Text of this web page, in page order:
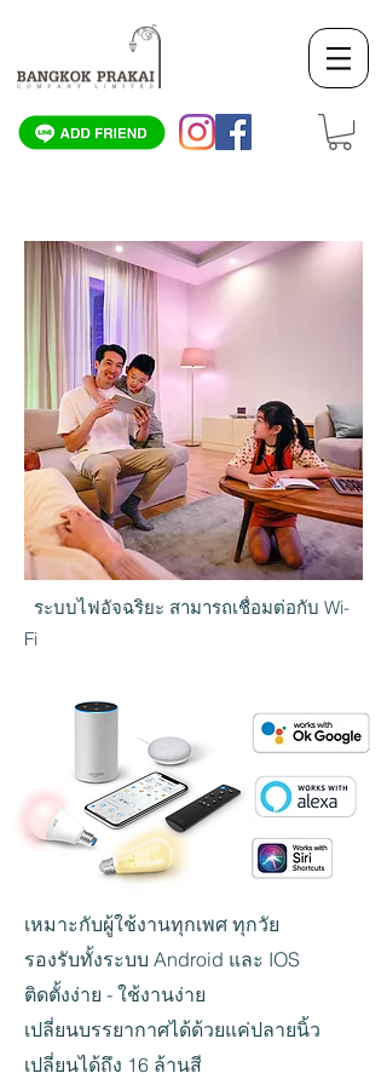
ระบบไฟอัจฉริยะ สามารถเชื่อมต่อกับ Wi-
Fi
เหมาะกับผู้ใช้งานทุกเพศ ทุกวัย
รองรับทั้งระบบ Android และ IOS
ติดตั้งง่าย - ใช้งานง่าย
เปลี่ยนบรรยากาศได้ด้วยแค่ปลายนิ้ว
เปลี่ยนได้ถึง 16 ล้านสี